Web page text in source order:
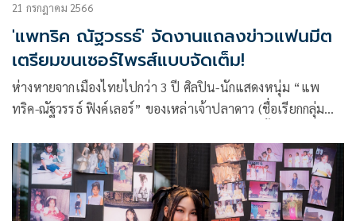
21 กรกฎาคม 2566
'แพทริค ณัฐวรรธ์' จัดงานแถลงข่าวแฟนมีต
เตรียมขนเซอร์ไพรส์แบบจัดเต็ม!
ห่างหายจากเมืองไทยไปกว่า 3 ปี ศิลปิน-นักแสดงหนุ่ม “แพ
ทริค-ณัฐวรรธ์ ฟิงค์เลอร์” ของเหล่าเจ้าปลาดาว (ชื่อเรียกกลุ่ม
มีตเดี่ยวครั้งแรก “PATRICK 1st Fan Meeting in Bangkok”
โดยบริษัท อี-อินเทนท์ จำกัด ซึ่งจะจัดขึ้นในวัน เสาร์ ที่ 22
กรกฎาคม 2566 สถานที่ ธันเดอร์โดม เมืองทองธานี